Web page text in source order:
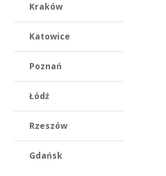
Kraków
Katowice
Poznań
Łódź
Rzeszów
Gdańsk